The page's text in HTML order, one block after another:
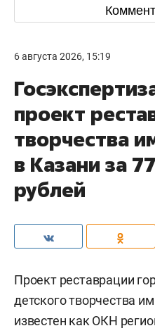
6 августа 2026, 15:19
проект
творчества
в Казани за
рублей
Проект реставрации
детского творчества
известен как ОКН